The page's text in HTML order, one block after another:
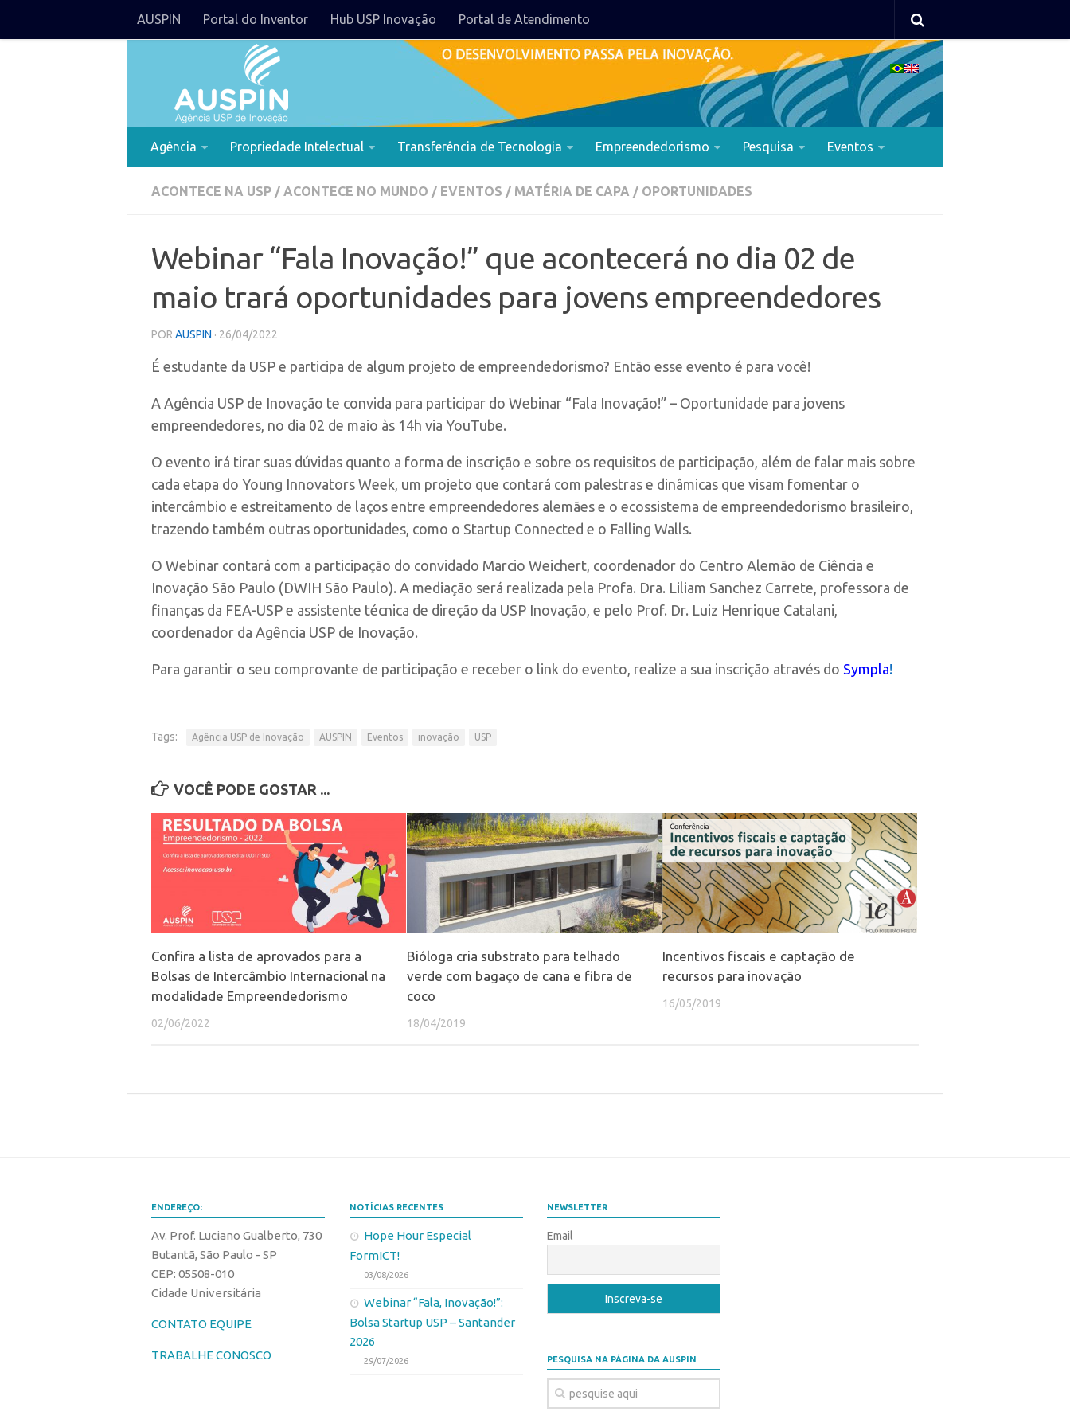
AUSPIN Portal do Inventor Hub USP Inovação Portal de Atendimento
Agência Propriedade Intelectual Transferência de Tecnologia Empreendedorismo Pesquisa Eventos
ACONTECE NA USP / ACONTECE NO MUNDO / EVENTOS / MATÉRIA DE CAPA / OPORTUNIDADES
Webinar “Fala Inovação!” que acontecerá no dia 02 de
maio trará oportunidades para jovens empreendedores
POR AUSPIN · 26/04/2022
É estudante da USP e participa de algum projeto de empreendedorismo? Então esse evento é para você!
A Agência USP de Inovação te convida para participar do Webinar “Fala Inovação!” – Oportunidade para jovens
empreendedores, no dia 02 de maio às 14h via YouTube.
O evento irá tirar suas dúvidas quanto a forma de inscrição e sobre os requisitos de participação, além de falar mais sobre
cada etapa do Young Innovators Week, um projeto que contará com palestras e dinâmicas que visam fomentar o
intercâmbio e estreitamento de laços entre empreendedores alemães e o ecossistema de empreendedorismo brasileiro,
trazendo também outras oportunidades, como o Startup Connected e o Falling Walls.
O Webinar contará com a participação do convidado Marcio Weichert, coordenador do Centro Alemão de Ciência e
Inovação São Paulo (DWIH São Paulo). A mediação será realizada pela Profa. Dra. Liliam Sanchez Carrete, professora de
finanças da FEA-USP e assistente técnica de direção da USP Inovação, e pelo Prof. Dr. Luiz Henrique Catalani,
coordenador da Agência USP de Inovação.
Para garantir o seu comprovante de participação e receber o link do evento, realize a sua inscrição através do Sympla!
Tags: Agência USP de Inovação AUSPIN Eventos inovação USP
VOCÊ PODE GOSTAR ...
Confira a lista de aprovados para a
Bolsas de Intercâmbio Internacional na
modalidade Empreendedorismo
02/06/2022
Bióloga cria substrato para telhado
verde com bagaço de cana e fibra de
coco
18/04/2019
Incentivos fiscais e captação de
recursos para inovação
16/05/2019
ENDEREÇO:
Av. Prof. Luciano Gualberto, 730
Butantã, São Paulo - SP
CEP: 05508-010
Cidade Universitária
CONTATO EQUIPE
TRABALHE CONOSCO
NOTÍCIAS RECENTES
Hope Hour Especial
FormICT!
03/08/2026
Webinar “Fala, Inovação!”:
Bolsa Startup USP – Santander
2026
29/07/2026
NEWSLETTER
Email
PESQUISA NA PÁGINA DA AUSPIN